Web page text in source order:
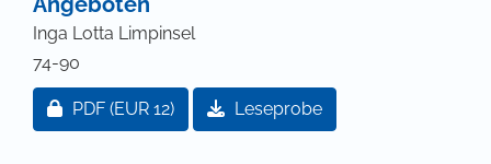
Inga Lotta Limpinsel
74-90
Zugang für Abonnent/innen oder durch Zahlung
PDF (EUR 12) Leseprobe